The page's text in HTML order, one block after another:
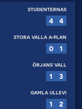
STUDENTERNAS
4 4
STORA VALLA A-PLAN
0 1
ÖRJANS VALL
1 3
GAMLA ULLEVI
1 2